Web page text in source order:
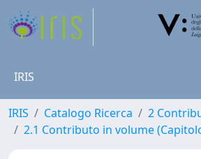
IRIS
IRIS Catalogo Ricerca
2
2.1 Contributo in volume